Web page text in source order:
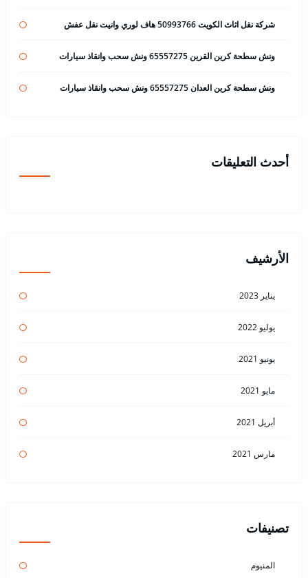
شركة نقل اثاث الكويت 50993766 هاف لوري وانيت نقل عفش
ونش سطحة كرين القرين 65557275 ونش سحب وانقاذ سيارات
ونش سطحة كرين العدان 65557275 ونش سحب وانقاذ سيارات
أحدث التعليقات
الأرشيف
يناير 2023
يوليو 2022
يونيو 2021
مايو 2021
أبريل 2021
مارس 2021
تصنيفات
المنيوم